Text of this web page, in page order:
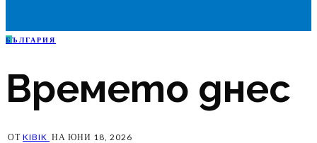
Б ЪЛГАРИЯ
Времето днес
ОТ KIBIK НА ЮНИ 18, 2026